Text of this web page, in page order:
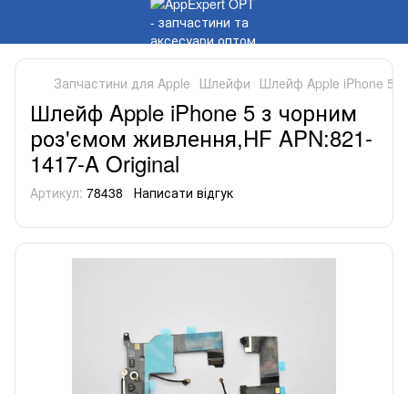
Запчастини для Apple Шлейфи Шлейф Apple iPhone 5
Шлейф Apple iPhone 5 з чорним
роз'ємом живлення,HF APN:821-
1417-A Original
Артикул: 78438 Написати відгук